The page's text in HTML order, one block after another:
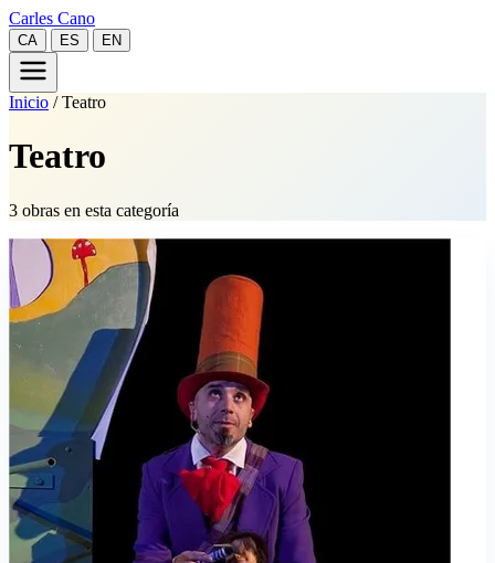
Carles Cano
CA ES EN
Inicio / Teatro
Teatro
3 obras en esta categoría